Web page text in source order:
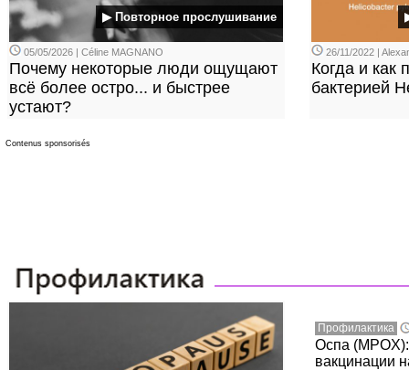
▶ Повторное прослушивание
05/05/2026 | Céline MAGNANO
Почему некоторые люди ощущают
всё более остро... и быстрее
устают?
26/11/2022 |
Когда и как
бактерией
Contenus sponsorisés
Профилактика
Оспа
вакцинации